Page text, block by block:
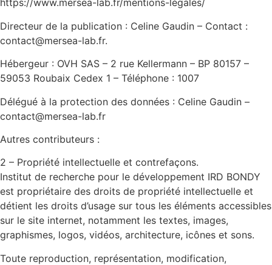
https://www.mersea-lab.fr/mentions-légales/
Directeur de la publication : Celine Gaudin – Contact :
contact@mersea-lab.fr.
Hébergeur : OVH SAS – 2 rue Kellermann – BP 80157 –
59053 Roubaix Cedex 1 – Téléphone : 1007
Délégué à la protection des données : Celine Gaudin –
contact@mersea-lab.fr
Autres contributeurs :
2 – Propriété intellectuelle et contrefaçons.
Institut de recherche pour le développement IRD BONDY
est propriétaire des droits de propriété intellectuelle et
détient les droits d’usage sur tous les éléments accessibles
sur le site internet, notamment les textes, images,
graphismes, logos, vidéos, architecture, icônes et sons.
Toute reproduction, représentation, modification,